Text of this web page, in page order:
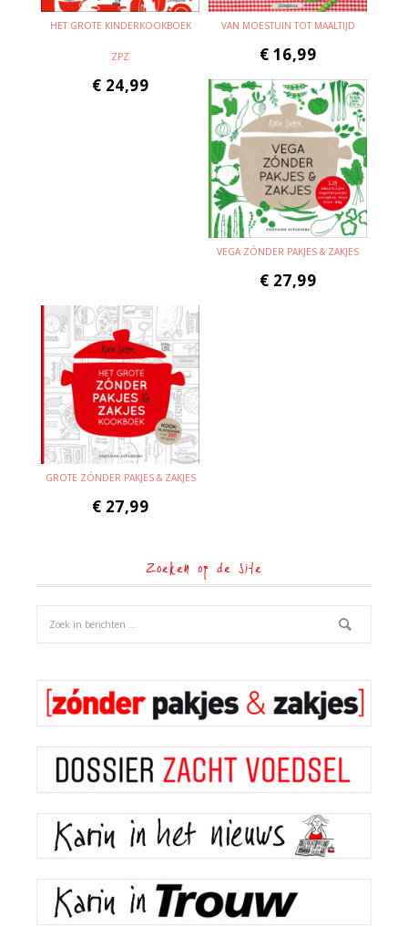
HET GROTE KINDERKOOKBOEK
ZPZ
€ 24,99
VAN MOESTUIN TOT MAALTIJD
€ 16,99
VEGA ZÓNDER PAKJES & ZAKJES
€ 27,99
GROTE ZÓNDER PAKJES & ZAKJES
€ 27,99
Zoeken op de site